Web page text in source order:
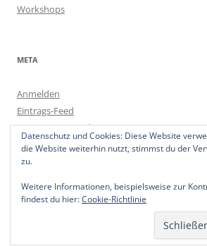
Workshops
META
Anmelden
Eintrags-Feed
Kommentar-Feed
WordPress.org
Stolz präsentiert von
Datenschutz und Cookies: Diese Website
die Website weiterhin nutzt, stimmst du der
zu.
Weitere Informationen, beispielsweise zur
findest du hier:Cookie-Richtlinie